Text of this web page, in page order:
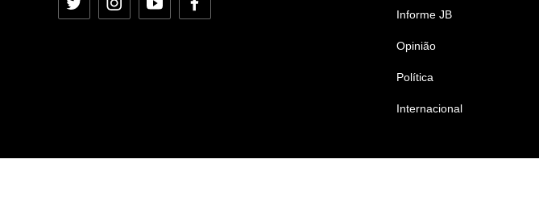
Twitter InstagramYouTubeFacebook Informe JB
Opinião
Política
Internacional